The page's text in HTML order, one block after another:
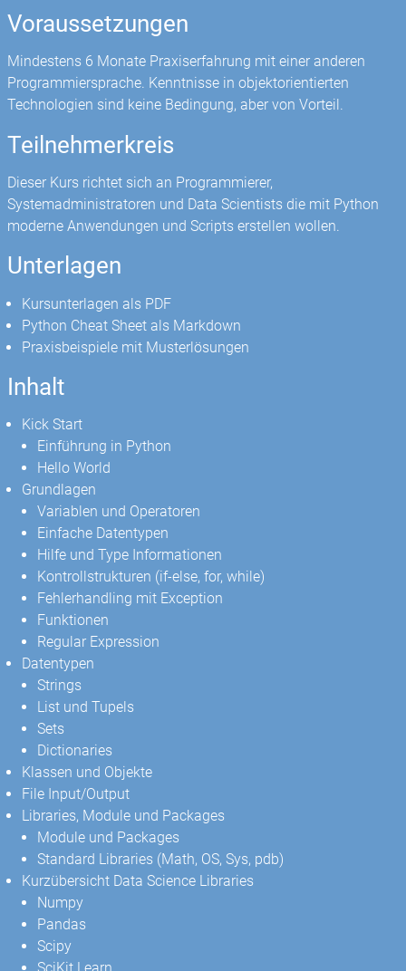
Voraussetzungen
Mindestens 6 Monate Praxiserfahrung mit einer anderen
Programmiersprache. Kenntnisse in objektorientierten
Technologien sind keine Bedingung, aber von Vorteil.
Teilnehmerkreis
Dieser Kurs richtet sich an Programmierer,
Systemadministratoren und Data Scientists die mit Python
moderne Anwendungen und Scripts erstellen wollen.
Unterlagen
Kursunterlagen als PDF
Python Cheat Sheet als Markdown
Praxisbeispiele mit Musterlösungen
Inhalt
Kick Start
Einführung in Python
Hello World
Grundlagen
Variablen und Operatoren
Einfache Datentypen
Hilfe und Type Informationen
Kontrollstrukturen (if-else, for, while)
Fehlerhandling mit Exception
Funktionen
Regular Expression
Datentypen
Strings
List und Tupels
Sets
Dictionaries
Klassen und Objekte
File Input/Output
Libraries, Module und Packages
Module und Packages
Standard Libraries (Math, OS, Sys, pdb)
Kurzübersicht Data Science Libraries
Numpy
Pandas
Scipy